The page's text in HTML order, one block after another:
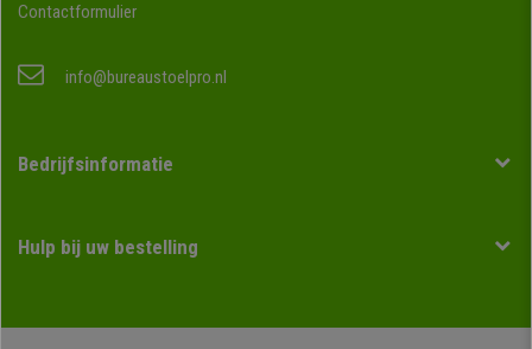
Contactformulier
info@bureaustoelpro.nl
Bedrijfsinformatie
Hulp bij uw bestelling